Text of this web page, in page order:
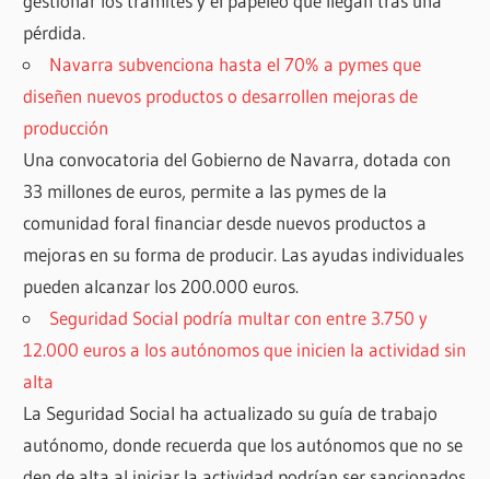
pérdida.
Navarra subvenciona hasta el 70% a pymes que
diseñen nuevos productos o desarrollen mejoras de
producción
Una convocatoria del Gobierno de Navarra, dotada con
33 millones de euros, permite a las pymes de la
comunidad foral financiar desde nuevos productos a
mejoras en su forma de producir. Las ayudas individuales
pueden alcanzar los 200.000 euros.
Seguridad Social podría multar con entre 3.750 y
12.000 euros a los autónomos que inicien la actividad sin
alta
La Seguridad Social ha actualizado su guía de trabajo
autónomo, donde recuerda que los autónomos que no se